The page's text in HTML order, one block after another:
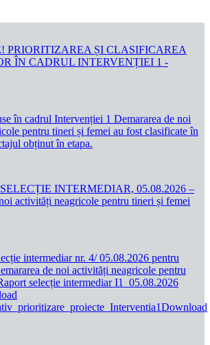
PRIORITIZAREA ȘI CLASIFICAREA
ÎN CADRUL INTERVENȚIEI 1 -
în cadrul Intervenției 1 Demararea de noi
pentru tineri și femei au fost clasificate în
obținut în etapa.
INTERMEDIAR, 05.08.2026 –
activități neagricole pentru tineri și femei
intermediar nr. 4/ 05.08.2026 pentru
de noi activități neagricole pentru
selecție intermediar I1_05.08.2026